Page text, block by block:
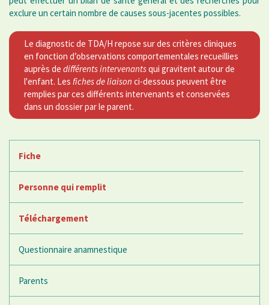
exclure un certain nombre de causes sous-jacentes possibles.
Le diagnostic de TDA/H repose sur des critères cliniques
en fonction d’observations comportementales recueillies
auprès de différents intervenantsqui gravitent autour de
l'enfant. Les fiches de liaison ci-dessous peuvent être
remplies par ces différents intervenants et conservées
dans un dossier par le parent.
Fiche
Personne qui remplit
Téléchargement
Questionnaire anamnestique
Parents